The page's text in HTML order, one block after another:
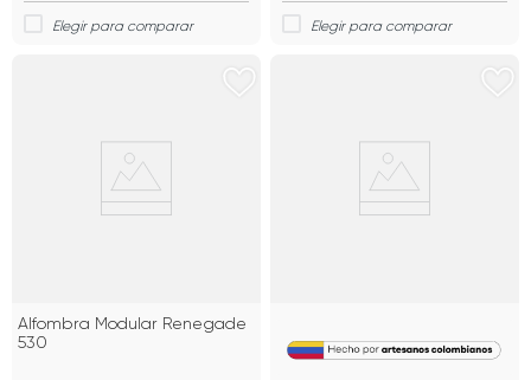
Alfombra Modular Renegade
530